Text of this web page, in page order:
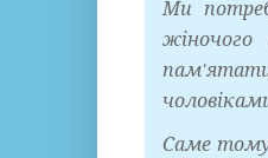
Ми
Саме тому